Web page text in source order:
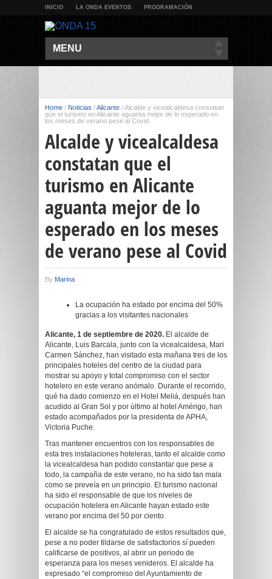
INICIO LA ONDA EVENTOS PROGRAMACIÓN
MENU
Home / Noticias /Alicante /Alcalde y vicealcaldesa constatan
que el turismo en Alicante aguanta mejor de lo esperado en
los meses de verano pese al Covid
Alcalde y vicealcaldesa
constatan que el
turismo en Alicante
aguanta mejor de lo
esperado en los meses
de verano pese al Covid
By Marina
La ocupación ha estado por encima del 50%
gracias a los visitantes nacionales
Alicante, 1 de septiembre de 2020. El alcalde de
Alicante, Luis Barcala, junto con la vicealcaldesa, Mari
Carmen Sánchez, han visitado esta mañana tres de los
principales hoteles del centro de la ciudad para
mostrar su apoyo y total compromiso con el sector
hotelero en este verano anómalo. Durante el recorrido,
qué ha dado comienzo en el Hotel Meliá, después han
acudido al Gran Sol y por último al hotel Amérigo, han
estado acompañados por la presidenta de APHA,
Victoria Puche.
Tras mantener encuentros con los responsables de
esta tres instalaciones hoteleras, tanto el alcalde como
la vicealcaldesa han podido constantar que pese a
todo, la campaña de este verano, no ha sido tan mala
como se preveía en un principio. El turismo nacional
ha sido el responsable de que los niveles de
ocupación hotelera en Alicante hayan estado este
verano por encima del 50 por ciento.
El alcalde se ha congratulado de estos resultados que,
pese a no poder tildarse de satisfactorios sí pueden
calificarse de positivos, al abrir un periodo de
esperanza para los meses venideros. El alcalde ha
expresado “el compromiso del Ayuntamiento de